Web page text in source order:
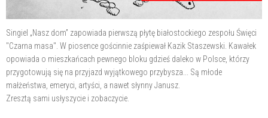
Singiel „Nasz dom” zapowiada pierwszą płytę białostockiego zespołu Święci
"Czarna masa". W piosence gościnnie zaśpiewał Kazik Staszewski. Kawałek
opowiada o mieszkańcach pewnego bloku gdzieś daleko w Polsce, którzy
przygotowują się na przyjazd wyjątkowego przybysza... Są młode
małżeństwa, emeryci, artyści, a nawet słynny Janusz.
Zresztą sami usłyszycie i zobaczycie.